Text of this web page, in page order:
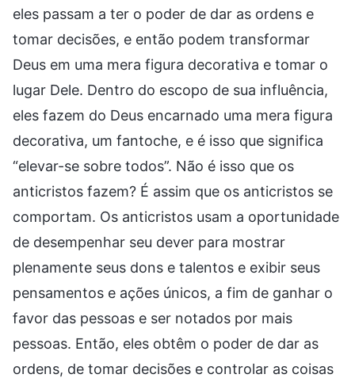
eles passam a ter o poder de dar as ordens e
tomar decisões, e então podem transformar
Deus em uma mera figura decorativa e tomar o
lugar Dele. Dentro do escopo de sua influência,
eles fazem do Deus encarnado uma mera figura
decorativa, um fantoche, e é isso que significa
“elevar-se sobre todos”. Não é isso que os
anticristos fazem? É assim que os anticristos se
comportam. Os anticristos usam a oportunidade
de desempenhar seu dever para mostrar
plenamente seus dons e talentos e exibir seus
pensamentos e ações únicos, a fim de ganhar o
favor das pessoas e ser notados por mais
pessoas. Então, eles obtêm o poder de dar as
ordens, de tomar decisões e controlar as coisas